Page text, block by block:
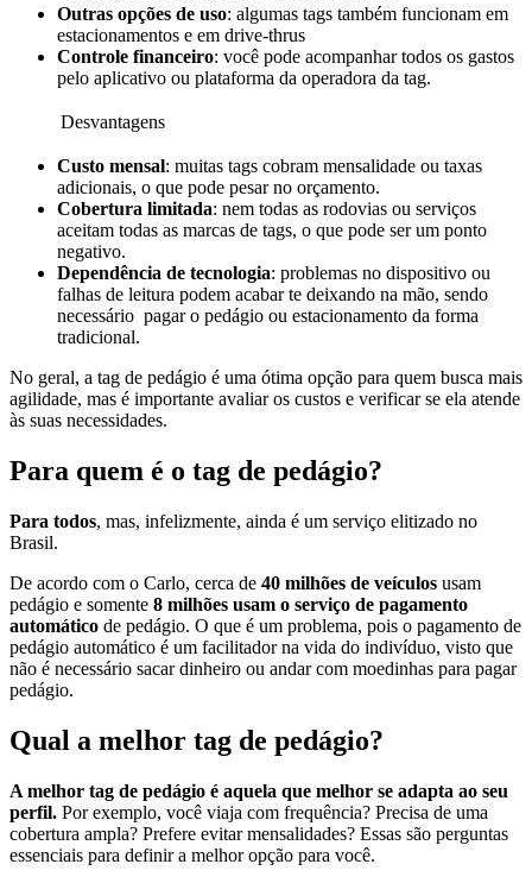
Outras opções de uso: algumas tags também funcionam em
estacionamentos e em drive-thrus
Controle financeiro: você pode acompanhar todos os gastos
pelo aplicativo ou plataforma da operadora da tag.
Desvantagens
Custo mensal: muitas tags cobram mensalidade ou taxas
adicionais, o que pode pesar no orçamento.
Cobertura limitada: nem todas as rodovias ou serviços
aceitam todas as marcas de tags, o que pode ser um ponto
negativo.
Dependência de tecnologia: problemas no dispositivo ou
falhas de leitura podem acabar te deixando na mão, sendo
necessário pagar o pedágio ou estacionamento da forma
tradicional.
No geral, a tag de pedágio é uma ótima opção para quem busca mais
agilidade, mas é importante avaliar os custos e verificar se ela atende
às suas necessidades.
Para quem é o tag de pedágio?
Para todos, mas, infelizmente, ainda é um serviço elitizado no
Brasil.
De acordo com o Carlo, cerca de 40 milhões de veículos usam
pedágio e somente 8 milhões usam o serviço de pagamento
automático de pedágio. O que é um problema, pois o pagamento de
pedágio automático é um facilitador na vida do indivíduo, visto que
não é necessário sacar dinheiro ou andar com moedinhas para pagar
pedágio.
Qual a melhor tag de pedágio?
A melhor tag de pedágio é aquela que melhor se adapta ao seu
perfil. Por exemplo, você viaja com frequência? Precisa de uma
cobertura ampla? Prefere evitar mensalidades? Essas são perguntas
essenciais para definir a melhor opção para você.